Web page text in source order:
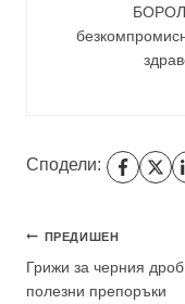
Сподели:
Навигация
ПРЕДИШЕН
Грижи за черния
полезни препоръки